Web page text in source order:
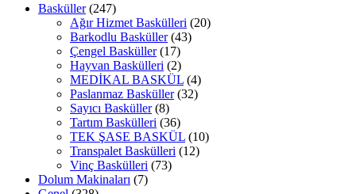
Basküller (247)
Ağır Hizmet Baskülleri (20)
Barkodlu Basküller (43)
Çengel Basküller (17)
Hayvan Baskülleri (2)
MEDİKAL BASKÜL (4)
Paslanmaz Basküller (32)
Sayıcı Basküller (8)
Tartım Baskülleri (36)
TEK ŞASE BASKÜL (10)
Transpalet Baskülleri (12)
Vinç Baskülleri (73)
Dolum Makinaları (7)